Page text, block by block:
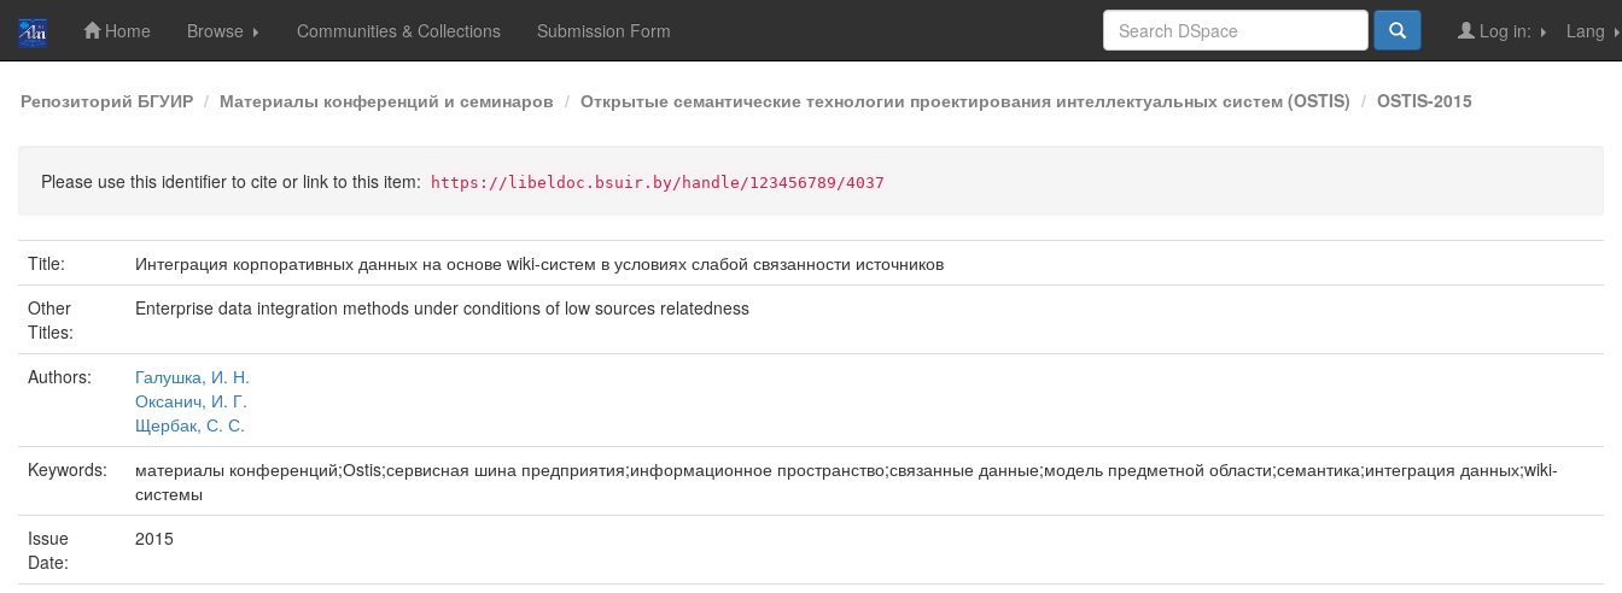
Skip
navigation
Home Browse Communities & Collections Submission Form Lang
Log in:
Репозиторий БГУИР Материалы конференций и семинаров Открытые семантические технологии проектирования интеллектуальных систем (OSTIS) OSTIS-2015
Please use this identifier to cite or link to this item: https://libeldoc.bsuir.by/handle/123456789/4037
Title:
Интеграция корпоративных данных на основе wiki-систем в условиях слабой связанности источников
Other
Titles:
Enterprise data integration methods under conditions of low sources relatedness
Authors:
Галушка, И. Н.
Оксанич, И. Г.
Щербак, С. С.
Keywords:
материалы конференций;Оstis;сервисная шина предприятия;информационное пространство;связанные данные;модель предметной области;семантика;интеграция данных;wiki-
системы
Issue
Date:
2015